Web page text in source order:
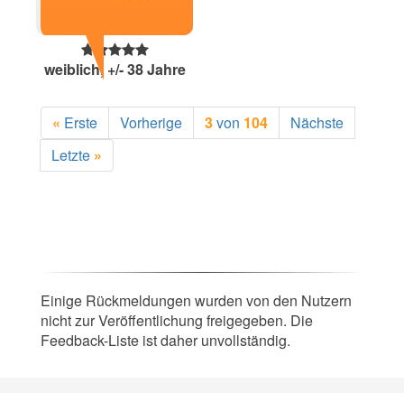
weiblich, +/- 38 Jahre
« Erste Vorherige 3von 104
Nächste
Letzte »
Einige Rückmeldungen wurden von den Nutzern
nicht zur Veröffentlichung freigegeben. Die
Feedback-Liste ist daher unvollständig.